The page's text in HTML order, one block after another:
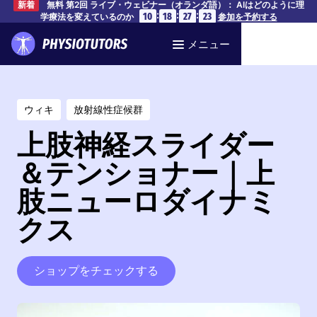
新着
無料 第2回 ライブ・ウェビナー（オランダ語）： AIはどのように理
学療法を変えているのか
10 : 18 : 27 : 23 参加を予約する
メニュー
ウィキ 放射線性症候群
上肢神経スライダー
＆テンショナー｜上
肢ニューロダイナミ
クス
ショップをチェックする